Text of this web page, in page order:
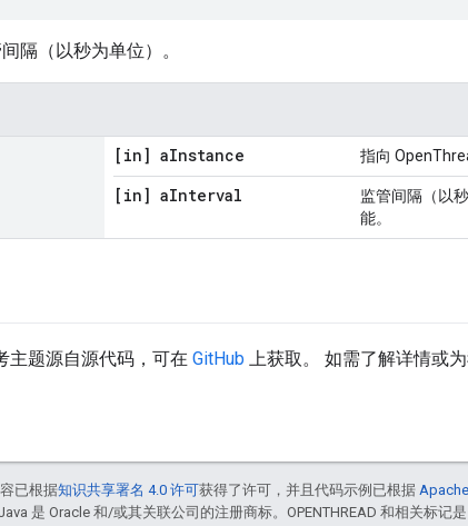
隔（以秒为单位）。
[in] aInstance 指向
[in] aInterval
监管间隔（以
能。
主题源自源代码，可在 GitHub 上获取。 如需了解详情或
已根据知识共享署名 4.0 许可获得了许可，并且代码示例已根据
是 Oracle 和/或其关联公司的注册商标。OPENTHREAD 和相关标记